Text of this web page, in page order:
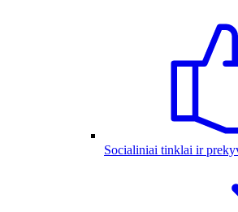
Socialiniai tinklai ir